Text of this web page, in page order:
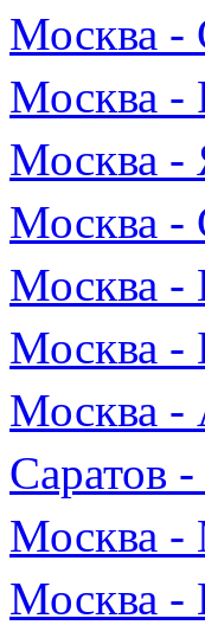
Москва -
Москва -
Москва -
Москва -
Москва -
Москва -
Москва -
Саратов
Москва -
Москва -